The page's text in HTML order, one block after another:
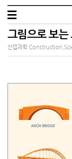
그림으로 보는
산업과학